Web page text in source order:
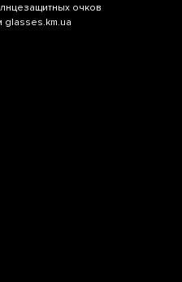
очков
glasses.km.ua